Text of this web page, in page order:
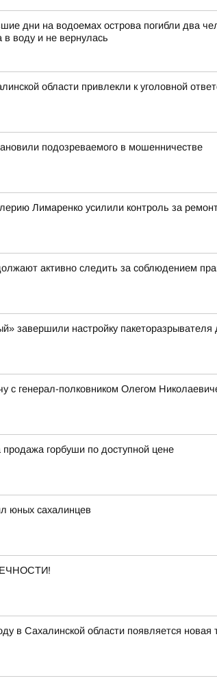
дни на водоемах острова погибли два
воду и не вернулась
области привлекли к уголовной
подозреваемого в мошенничестве
Лимаренко усилили контроль за
активно следить за соблюдением
завершили настройку
с генерал-полковником Олегом
горбуши по доступной цене
юных сахалинцев
в Сахалинской области появляется новая